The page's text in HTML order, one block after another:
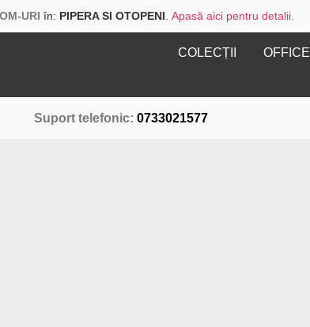
URI în: PIPERA SI OTOPENI Apasă aici pentru detalii.
COLECȚII OFFICE
Suport telefonic: 0733021577